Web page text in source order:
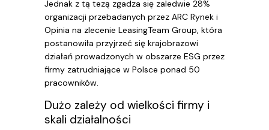
Jednak z tą tezą zgadza się zaledwie 28%
organizacji przebadanych przez ARC Rynek i
Opinia na zlecenie LeasingTeam Group, która
postanowiła przyjrzeć się krajobrazowi
działań prowadzonych w obszarze ESG przez
firmy zatrudniające w Polsce ponad 50
pracowników.
Dużo zależy od wielkości firmy i
skali działalności